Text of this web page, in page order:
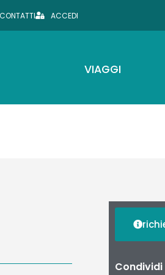
CONTATTI ACCEDI
VIAGGI
Condividi